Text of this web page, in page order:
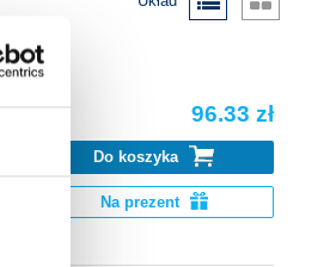
96.33 zł
Do koszyka
Na prezent